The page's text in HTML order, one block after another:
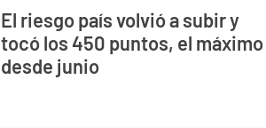
El riesgo país volvió a subir y
tocó los 450 puntos, el máximo
desde junio